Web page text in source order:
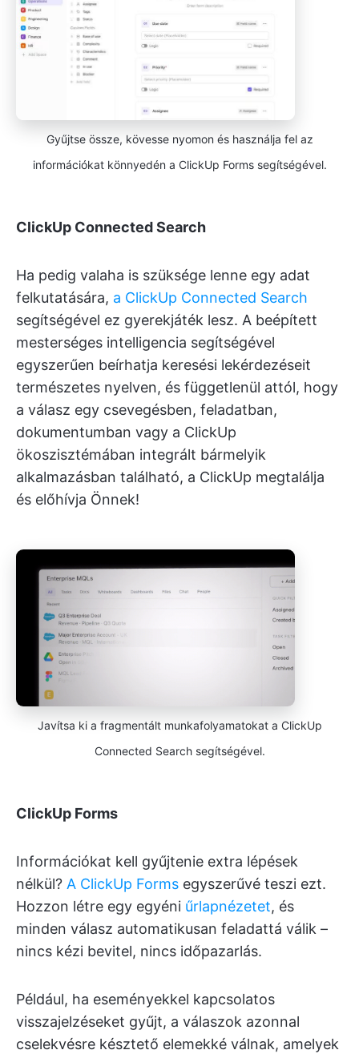
Gyűjtse össze, kövesse nyomon és használja fel az
információkat könnyedén a ClickUp Forms segítségével.
ClickUp Connected Search
Ha pedig valaha is szüksége lenne egy adat
felkutatására, a ClickUp Connected Search
segítségével ez gyerekjáték lesz. A beépített
mesterséges intelligencia segítségével
egyszerűen beírhatja keresési lekérdezéseit
természetes nyelven, és függetlenül attól, hogy
a válasz egy csevegésben, feladatban,
dokumentumban vagy a ClickUp
ökoszisztémában integrált bármelyik
alkalmazásban található, a ClickUp megtalálja
és előhívja Önnek!
Javítsa ki a fragmentált munkafolyamatokat a ClickUp
Connected Search segítségével.
ClickUp Forms
Információkat kell gyűjtenie extra lépések
nélkül? A ClickUp Forms egyszerűvé teszi ezt.
Hozzon létre egy egyéni űrlapnézetet, és
minden válasz automatikusan feladattá válik –
nincs kézi bevitel, nincs időpazarlás.
Például, ha eseményekkel kapcsolatos
visszajelzéseket gyűjt, a válaszok azonnal
cselekvésre késztető elemekké válnak, amelyek